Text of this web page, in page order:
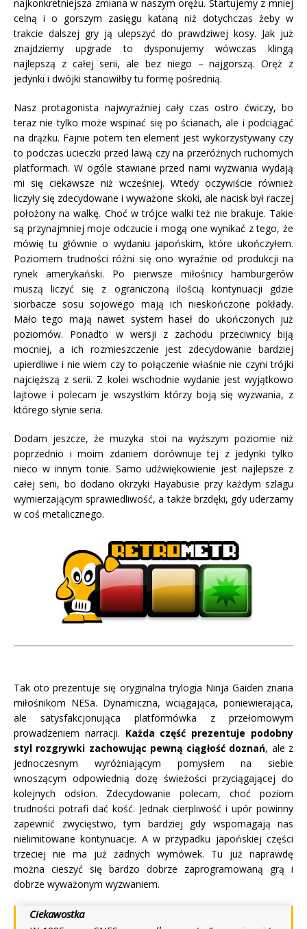
najkonkretniejsza zmiana w naszym orężu. Startujemy z mniej
celną i o gorszym zasięgu kataną niż dotychczas żeby w
trakcie dalszej gry ją ulepszyć do prawdziwej kosy. Jak już
znajdziemy upgrade to dysponujemy wówczas klingą
najlepszą z całej serii, ale bez niego – najgorszą. Oręż z
jedynki i dwójki stanowiłby tu formę pośrednią.
Nasz protagonista najwyraźniej cały czas ostro ćwiczy, bo
teraz nie tylko może wspinać się po ścianach, ale i podciągać
na drążku. Fajnie potem ten element jest wykorzystywany czy
to podczas ucieczki przed lawą czy na przeróżnych ruchomych
platformach. W ogóle stawiane przed nami wyzwania wydają
mi się ciekawsze niż wcześniej. Wtedy oczywiście również
liczyły się zdecydowane i wyważone skoki, ale nacisk był raczej
położony na walkę. Choć w trójce walki też nie brakuje. Takie
są przynajmniej moje odczucie i mogą one wynikać z tego, że
mówię tu głównie o wydaniu japońskim, które ukończyłem.
Poziomem trudności różni się ono wyraźnie od produkcji na
rynek amerykański. Po pierwsze miłośnicy hamburgerów
muszą liczyć się z ograniczoną ilością kontynuacji gdzie
siorbacze sosu sojowego mają ich nieskończone pokłady.
Mało tego mają nawet system haseł do ukończonych już
poziomów. Ponadto w wersji z zachodu przeciwnicy biją
mocniej, a ich rozmieszczenie jest zdecydowanie bardziej
upierdliwe i nie wiem czy to połączenie właśnie nie czyni trójki
najcięższą z serii. Z kolei wschodnie wydanie jest wyjątkowo
lajtowe i polecam je wszystkim którzy boją się wyzwania, z
którego słynie seria.
Dodam jeszcze, że muzyka stoi na wyższym poziomie niż
poprzednio i moim zdaniem dorównuje tej z jedynki tylko
nieco w innym tonie. Samo udźwiękowienie jest najlepsze z
całej serii, bo dodano okrzyki Hayabusie przy każdym szlagu
wymierzającym sprawiedliwość, a także brzdęki, gdy uderzamy
w coś metalicznego.
Tak oto prezentuje się oryginalna trylogia Ninja Gaiden znana
miłośnikom NESa. Dynamiczna, wciągająca, poniewierająca,
ale satysfakcjonująca platformówka z przełomowym
prowadzeniem narracji. Każda część prezentuje podobny
styl rozgrywki zachowując pewną ciągłość doznań, ale z
jednoczesnym wyróżniającym pomysłem na siebie
wnoszącym odpowiednią dozę świeżości przyciągającej do
kolejnych odsłon. Zdecydowanie polecam, choć poziom
trudności potrafi dać kość. Jednak cierpliwość i upór powinny
zapewnić zwycięstwo, tym bardziej gdy wspomagają nas
nielimitowane kontynuacje. A w przypadku japońskiej części
trzeciej nie ma już żadnych wymówek. Tu już naprawdę
można cieszyć się bardzo dobrze zaprogramowaną grą i
dobrze wyważonym wyzwaniem.
Ciekawostka